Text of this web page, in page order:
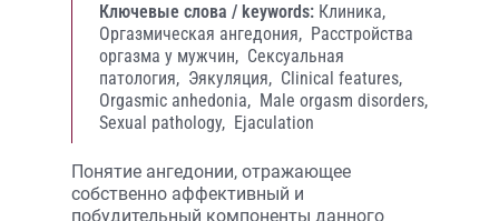
Ключевые слова / keywords: Клиника,
Оргазмическая ангедония, Расстройства
оргазма у мужчин, Сексуальная
патология, Эякуляция, Сlinical features,
Orgasmic anhedonia, Male orgasm disorders,
Sexual pathology, Ejaculation
Понятие ангедонии, отражающее
собственно аффективный и
побудительный компоненты данного